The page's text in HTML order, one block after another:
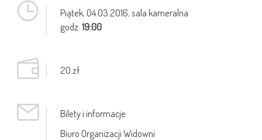
Piątek,04.03.2016, sala kameralna
godz. 19:00
20 zł
Bilety i informacje:
Biuro Organizacji Widowni